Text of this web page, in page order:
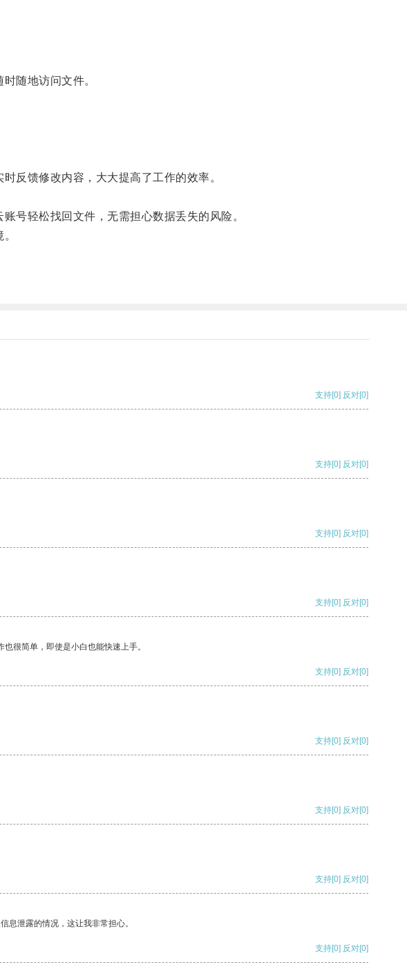
随地访问文件。
反馈修改内容，大大提高了工作的效率。
轻松找回文件，无需担心数据丢失的风险。
支持[0] 反对[0]
支持[0] 反对[0]
支持[0] 反对[0]
支持[0] 反对[0]
很简单，即使是小白也能快速上手。
支持[0] 反对[0]
支持[0] 反对[0]
支持[0] 反对[0]
支持[0] 反对[0]
息泄露的情况，这让我非常担心。
支持[0] 反对[0]